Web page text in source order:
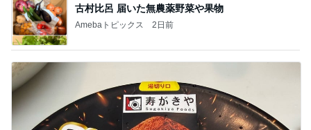
古村比呂 届いた無農薬野菜や果物
Amebaトピックス 2日前